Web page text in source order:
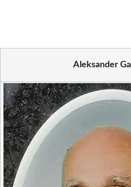
Aleksander